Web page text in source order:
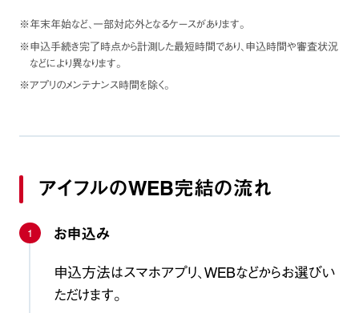
※年末年始など、一部対応外となるケースがあります。
※申込手続き完了時点から計測した最短時間であり、申込時間や審査状況
などにより異なります。
※アプリのメンテナンス時間を除く。
アイフルのWEB完結の流れ
1 お申込み
申込方法はスマホアプリ、WEBなどからお選びい
ただけます。